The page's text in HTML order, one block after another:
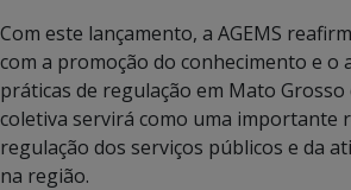
Com este lançamento, a AGEMS
com a promoção do conhecimento e o
práticas de regulação em Mato Grosso
coletiva servirá como uma importante
regulação dos serviços públicos e da
na região.